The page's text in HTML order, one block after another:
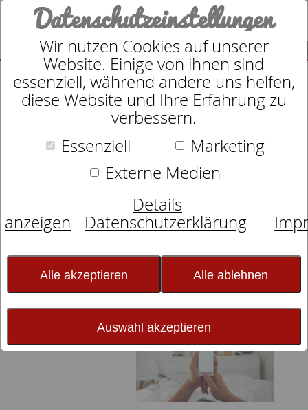
SUCHE
Datenschutzeinstellungen
Wir nutzen Cookies auf unserer
Website. Einige von ihnen sind
essenziell, während andere uns helfen,
diese Website und Ihre Erfahrung zu
verbessern.
Essenziell
Marketing
Externe Medien
Details
anzeigen
Datenschutzerklärung
Alle akzeptieren Alle ablehnen
Auswahl akzeptieren
Schlafexperten-Tipps:
Schlafwissen für
erholsame Nächte
Elektrosmog im Schlafzimmer:
eine unsichtbare Gefahr?